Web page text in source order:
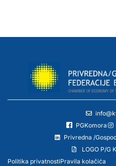
PGKomora
Privredna /
LOGO P/G
Politika privatnostiPravila kolačića